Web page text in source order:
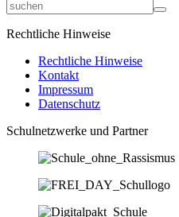
Rechtliche Hinweise
Rechtliche Hinweise
Kontakt
Impressum
Datenschutz
Schulnetzwerke und Partner